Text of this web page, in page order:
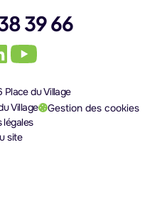
39 66
du Village
Village
Gestion des cookies
légales
site